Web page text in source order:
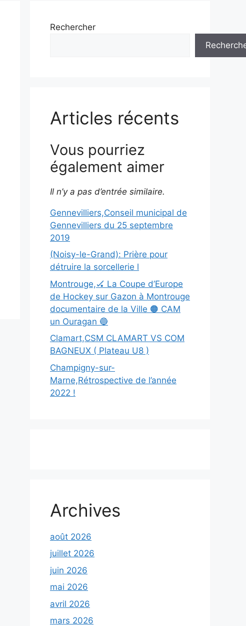
Rechercher
Articles récents
Vous pourriez
également aimer
Il n’y a pas d’entrée similaire.
Gennevilliers,Conseil municipal de
Gennevilliers du 25 septembre
2019
(Noisy-le-Grand): Prière pour
détruire la sorcellerie l
Montrouge,🏑 La Coupe d’Europe
de Hockey sur Gazon à Montrouge
documentaire de la Ville 🟠 CAM
un Ouragan 🔵
Clamart,CSM CLAMART VS COM
BAGNEUX ( Plateau U8 )
Champigny-sur-
Marne,Rétrospective de l’année
2022 !
Archives
août 2026
juillet 2026
juin 2026
mai 2026
avril 2026
mars 2026